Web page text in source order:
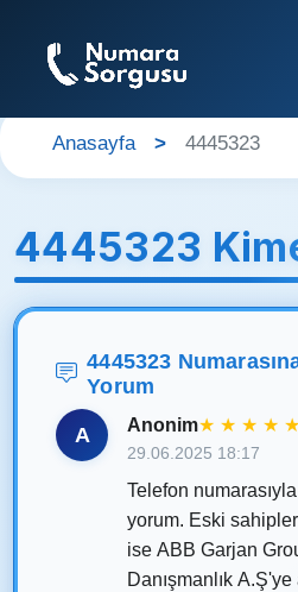
Anasayfa 4445323
4445323
4445323
Yorum
A Anonim★ ★ ★ ★ ★
29.06.2025 18:17
Telefon
yorum. Eski
ise ABB Garjan
Danışmanlık